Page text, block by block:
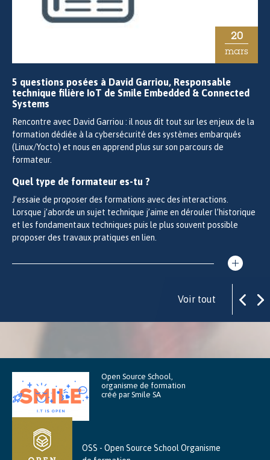
20
mars
5 questions posées à David Garriou, Responsable
technique filière IoT de Smile Embedded & Connected
Systems
Rencontre avec David Garriou : il nous dit tout sur les enjeux de la
formation dédiée à la cybersécurité des systèmes embarqués
(Linux/Yocto) et nous en apprend plus sur son parcours de
formateur.
Quel type de formateur es-tu ?
J’essaie de proposer des formations avec des interactions.
Lorsque j’aborde un sujet technique j’aime en dérouler l’historique
et les fondamentaux techniques puis le plus souvent possible
proposer des travaux pratiques en lien.
Voir tout
Open Source School,
organisme de formation
créé par Smile SA
OSS - Open Source School Organisme